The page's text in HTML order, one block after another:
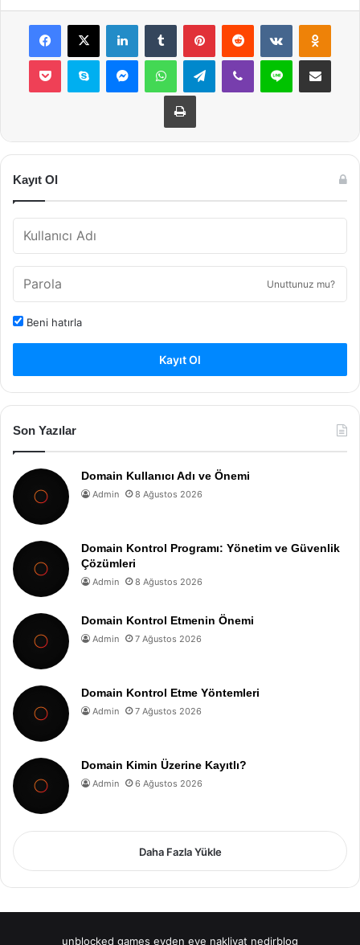
Facebook
X LinkedInTumblr PinterestReddit VKontakte
Pocket Skype MessengerWhatsAppTelegramViber Line E-Posta ile
Yazdır
Kayıt Ol
Unuttunuz mu?
Beni hatırla
Kayıt Ol
Son Yazılar
Domain Kullanıcı Adı ve Önemi
Admin 8 Ağustos 2026
Domain Kontrol Programı: Yönetim ve Güvenlik
Çözümleri
Admin 8 Ağustos 2026
Domain Kontrol Etmenin Önemi
Admin 7 Ağustos 2026
Domain Kontrol Etme Yöntemleri
Admin 7 Ağustos 2026
Domain Kimin Üzerine Kayıtlı?
Admin 6 Ağustos 2026
Daha Fazla Yükle
unblocked games evden eve nakliyat nedirblog